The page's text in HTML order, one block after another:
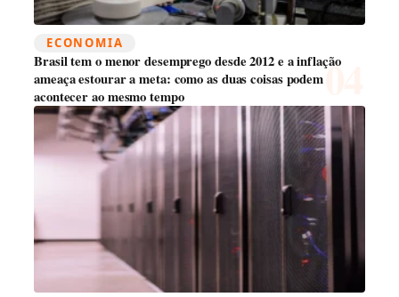
ECONOMIA
Brasil tem o menor desemprego desde 2012 e a inflação
ameaça estourar a meta: como as duas coisas podem
acontecer ao mesmo tempo